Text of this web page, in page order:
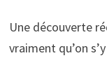
Une découverte
vraiment qu’on